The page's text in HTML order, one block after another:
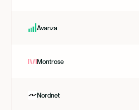
Avanza
Montrose
Nordnet